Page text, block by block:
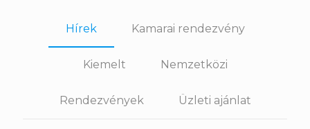
Hírek Kamarai rendezvény
Kiemelt Nemzetközi
Rendezvények Üzleti ajánlat